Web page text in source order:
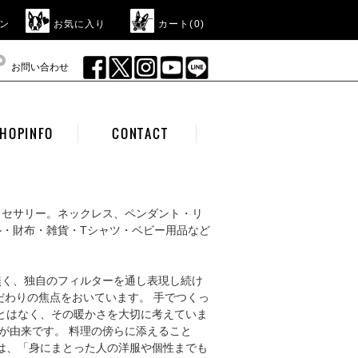
お気に入り カート(0)
お問い合わせ
CONTACT
サリー。ネックレス、ペンダント・リ
財布・雑貨・Tシャツ・ベビー用品など
、独自のフィルターを通し表現し続け
りの焦点をおいています。 手でつくっ
なく、その暖かさを大切に考えていま
由来です。 料理の傍らに添えること
「身にまとった人の洋服や個性までも